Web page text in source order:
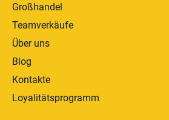
Großhandel
Teamverkäufe
Über uns
Blog
Kontakte
Loyalitätsprogramm